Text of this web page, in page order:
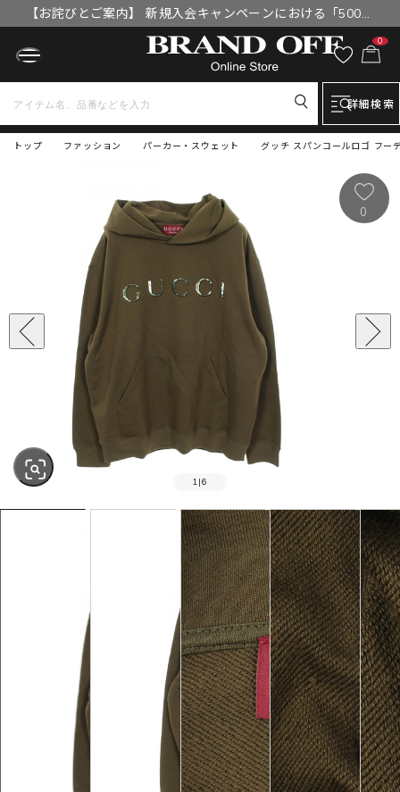
【お詫びとご案内】 新規入会キャンペーンにおける「500円
OFFクーポン」付与漏れと補填について
0
詳細検索
トップ グッチ スパンコールロゴ フー
ファッション パーカー・スウェット
1 |6
0